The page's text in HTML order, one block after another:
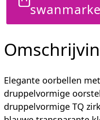
Elegante oorbellen
druppelvormige
druppelvormige TQ